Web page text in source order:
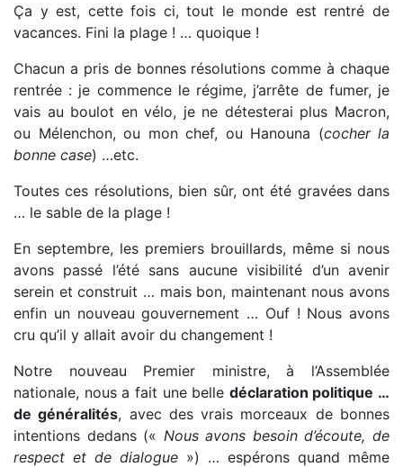
Ça y est, cette fois ci, tout le monde est rentré de
vacances. Fini la plage ! … quoique !
Chacun a pris de bonnes résolutions comme à chaque
rentrée : je commence le régime, j’arrête de fumer, je
vais au boulot en vélo, je ne détesterai plus Macron,
ou Mélenchon, ou mon chef, ou Hanouna (cocher la
bonne case) …etc.
Toutes ces résolutions, bien sûr, ont été gravées dans
… le sable de la plage !
En septembre, les premiers brouillards, même si nous
avons passé l’été sans aucune visibilité d’un avenir
serein et construit … mais bon, maintenant nous avons
enfin un nouveau gouvernement … Ouf ! Nous avons
cru qu’il y allait avoir du changement !
Notre nouveau Premier ministre, à l’Assemblée
nationale, nous a fait une belle déclaration politique …
de généralités, avec des vrais morceaux de bonnes
intentions dedans (« Nous avons besoin d’écoute, de
respect et de dialogue ») … espérons quand même